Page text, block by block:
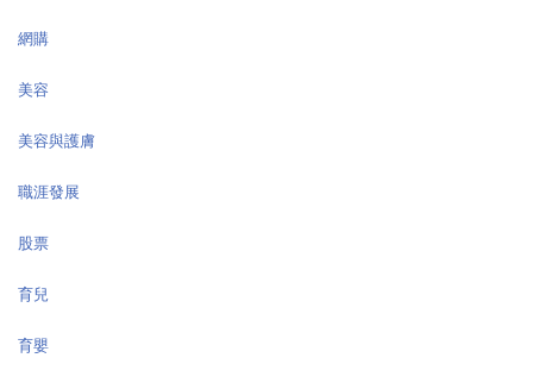
網購
美容
美容與護膚
職涯發展
股票
育兒
育嬰